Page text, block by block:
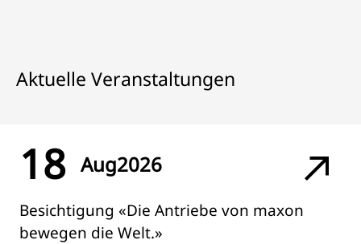
Aktuelle Veranstaltungen
18 Aug2026
Besichtigung «Die Antriebe von maxon
bewegen die Welt.»